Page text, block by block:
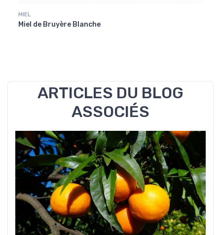
MIEL
Miel de Bruyère Blanche
ARTICLES DU BLOG
ASSOCIÉS